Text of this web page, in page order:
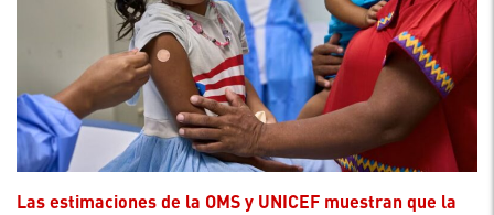
Las estimaciones de la OMS y UNICEF muestran que la